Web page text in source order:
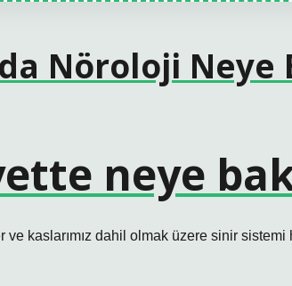
Nöroloji Neye
neye
kaslarımız dahil olmak üzere sinir sistemi